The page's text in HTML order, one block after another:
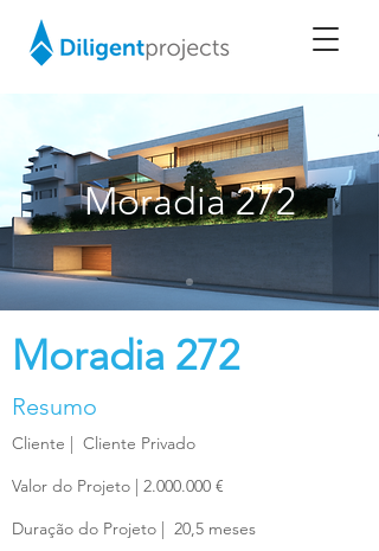
Moradia 272
Moradia 272
Resumo
Cliente | Cliente Privado
Valor do Projeto | 2.000.000 €
Duração do Projeto | 20,5 meses